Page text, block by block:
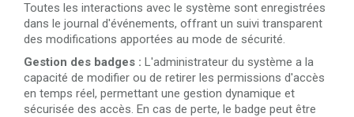
Toutes les interactions avec le système sont enregistrées
dans le journal d'événements, offrant un suivi transparent
des modifications apportées au mode de sécurité.
Gestion des badges : L'administrateur du système a la
capacité de modifier ou de retirer les permissions d'accès
en temps réel, permettant une gestion dynamique et
sécurisée des accès. En cas de perte, le badge peut être